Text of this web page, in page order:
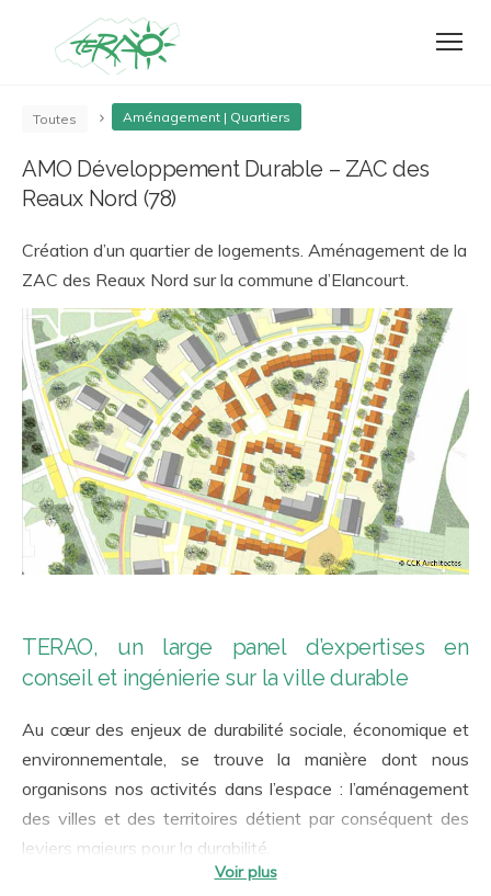
Toutes Aménagement | Quartiers
AMO Développement Durable – ZAC des
Reaux Nord (78)
Création d’un quartier de logements. Aménagement de la
ZAC des Reaux Nord sur la commune d’Elancourt.
TERAO, un large panel d’expertises en
conseil et ingénierie sur la ville durable
Au cœur des enjeux de durabilité sociale, économique et
environnementale, se trouve la manière dont nous
organisons nos activités dans l’espace : l’aménagement
des villes et des territoires détient par conséquent des
leviers majeurs pour la durabilité.